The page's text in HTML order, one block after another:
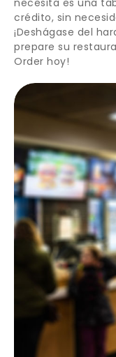
crédito, sin
¡Deshágase del
prepare su
Order hoy!